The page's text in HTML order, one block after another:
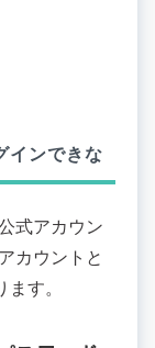
インできな
式アカウン
カウントと
す。